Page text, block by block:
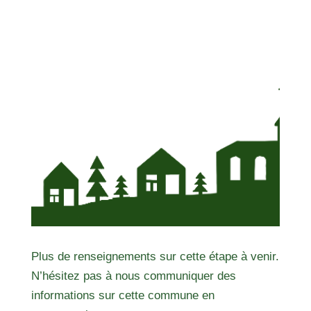
Plus de renseignements sur cette étape à venir.
N’hésitez pas à nous communiquer des
informations sur cette commune en